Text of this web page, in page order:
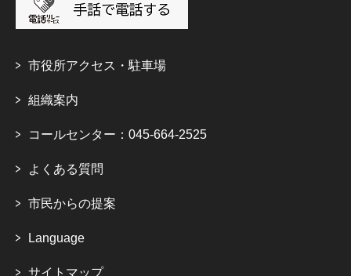
市役所アクセス・駐車場
組織案内
コールセンター：045-664-2525
よくある質問
市民からの提案
Language
サイトマップ